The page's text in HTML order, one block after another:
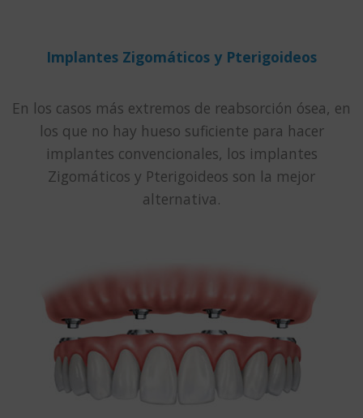
Implantes Zigomáticos y Pterigoideos
En los casos más extremos de reabsorción ósea, en
los que no hay hueso suficiente para hacer
implantes convencionales, los implantes
Zigomáticos y Pterigoideos son la mejor
alternativa.